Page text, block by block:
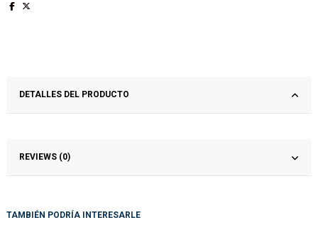
DETALLES DEL PRODUCTO
REVIEWS (0)
TAMBIÉN PODRÍA INTERESARLE